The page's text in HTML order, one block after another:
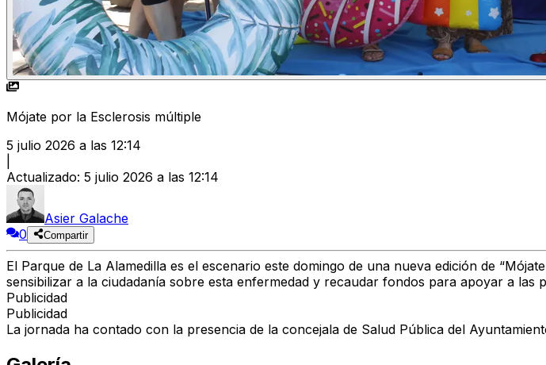
Mójate por la Esclerosis múltiple
5 julio 2026 a las 12:14
Actualizado: 5 julio 2026 a las 12:14
Asier Galache
0
Compartir
El Parque de La Alamedilla es el escenario este domingo de una nueva edición de
sensibilizar a la ciudadanía sobre esta enfermedad y recaudar fondos para apoyar a las
Publicidad
Publicidad
La jornada ha contado con la presencia de la concejala de Salud Pública del